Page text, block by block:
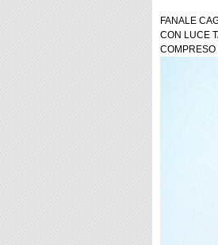
FANALE
CON LUCE